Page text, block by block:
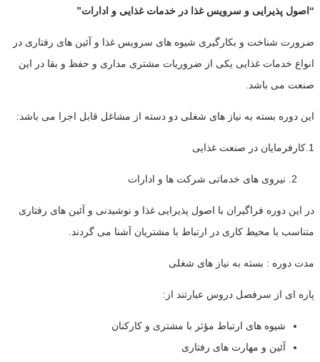
“اصول پذیرایی و سرویس غذا در خدمات غذایی و ادارات”
ضرورت شناخت و بکارگیری شیوه های سرویس غذا و آئین های رفتاری در
انواع خدمات غذایی یکی از ضروریات مشتری مداری و حفظ و بقا در این
صنعت می باشد.
این دوره بسته به نیاز های شغلی دو دسته از مشاغل قابل اجرا می باشد:
1.کارفرمایان در صنعت غذایی
نیروی های خدماتی شرکت ها و ادارات
در این دوره فراگیران با اصول پذیرایی غذا و نوشیدنی و آئین های رفتاری
متناسب با محیط کاری در ارتباط با مشتریان آشنا می گردند.
مدت دوره : بسته به نیاز های شغلی
پاره ای از سرفصل دروس عبارتند از:
شیوه های ارتباط مؤثر با مشتری و کارکنان
آئین و مهارت های رفتاری